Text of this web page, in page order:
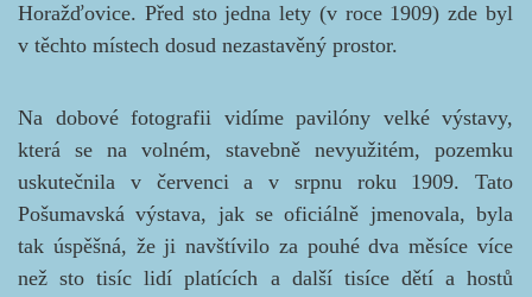
Horažďovice. Před sto jedna lety (v roce 1909) zde byl
v těchto místech dosud nezastavěný prostor.
Na dobové fotografii vidíme pavilóny velké výstavy,
která se na volném, stavebně nevyužitém, pozemku
uskutečnila v červenci a v srpnu roku 1909. Tato
Pošumavská výstava, jak se oficiálně jmenovala, byla
tak úspěšná, že ji navštívilo za pouhé dva měsíce více
než sto tisíc lidí platících a další tisíce dětí a hostů